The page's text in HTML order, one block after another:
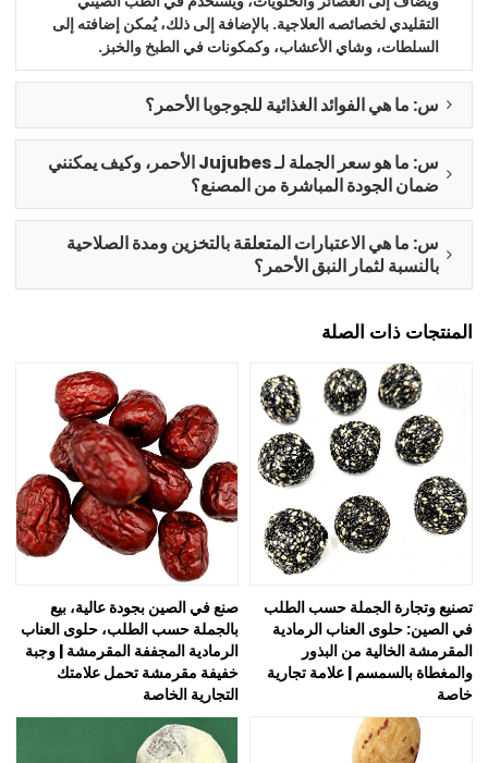
التقليدي لخصائصه العلاجية. بالإضافة إلى ذلك، يُمكن إضافته إلى
السلطات، وشاي الأعشاب، وكمكونات في الطبخ والخبز.
س: ما هي الفوائد الغذائية للجوجوبا الأحمر؟
س: ما هو سعر الجملة لـ Jujubes الأحمر، وكيف يمكنني
ضمان الجودة المباشرة من المصنع؟
س: ما هي الاعتبارات المتعلقة بالتخزين ومدة الصلاحية
بالنسبة لثمار النبق الأحمر؟
المنتجات ذات الصلة
تصنيع وتجارة الجملة حسب الطلب
في الصين: حلوى العناب الرمادية
المقرمشة الخالية من البذور
والمغطاة بالسمسم | علامة تجارية
خاصة
صنع في الصين بجودة عالية، بيع
بالجملة حسب الطلب، حلوى العناب
الرمادية المجففة المقرمشة | وجبة
خفيفة مقرمشة تحمل علامتك
التجارية الخاصة